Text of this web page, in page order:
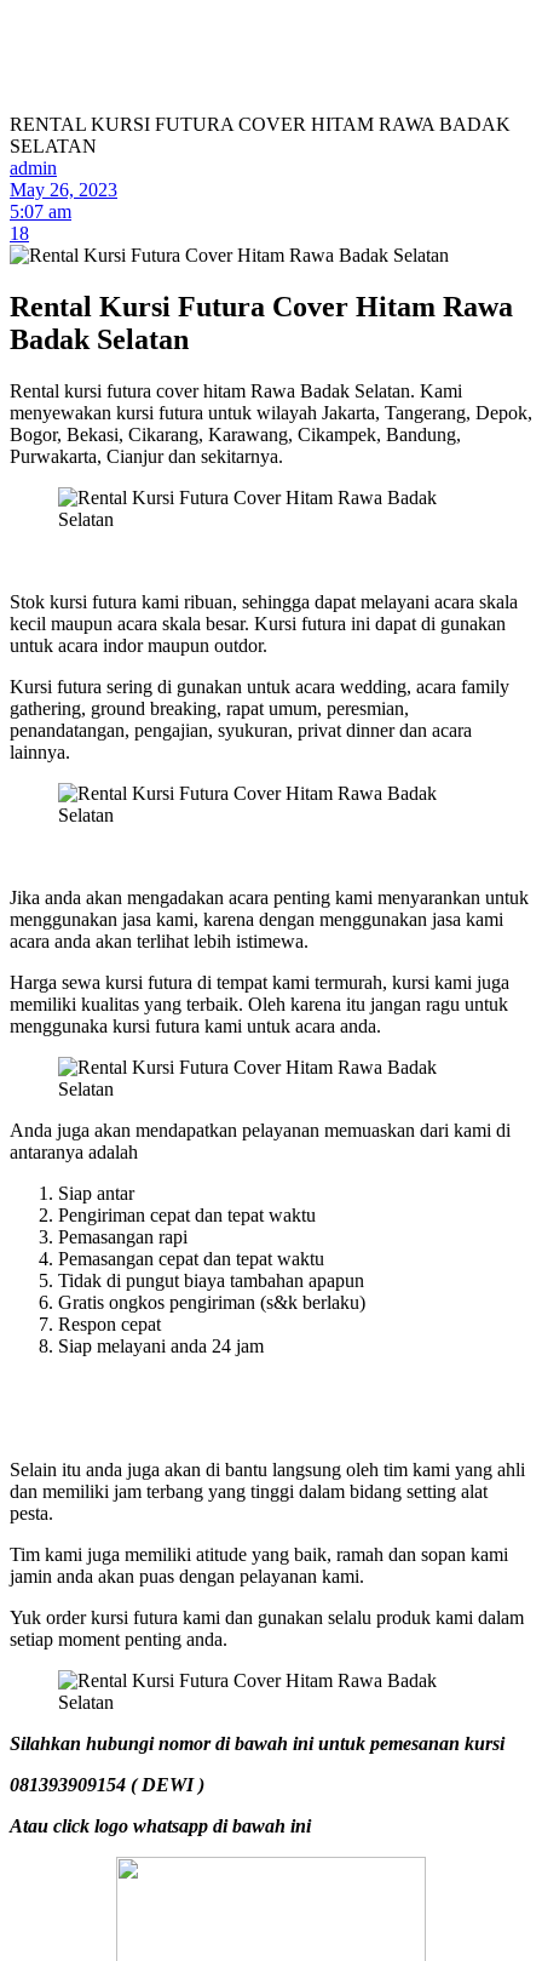
RENTAL KURSI FUTURA COVER HITAM RAWA BADAK
SELATAN
admin
May 26, 2023
5:07 am
18
Rental Kursi Futura Cover Hitam Rawa
Badak Selatan
Rental kursi futura cover hitam Rawa Badak Selatan. Kami
menyewakan kursi futura untuk wilayah Jakarta, Tangerang, Depok,
Bogor, Bekasi, Cikarang, Karawang, Cikampek, Bandung,
Purwakarta, Cianjur dan sekitarnya.
Stok kursi futura kami ribuan, sehingga dapat melayani acara skala
kecil maupun acara skala besar. Kursi futura ini dapat di gunakan
untuk acara indor maupun outdor.
Kursi futura sering di gunakan untuk acara wedding, acara family
gathering, ground breaking, rapat umum, peresmian,
penandatangan, pengajian, syukuran, privat dinner dan acara
lainnya.
Jika anda akan mengadakan acara penting kami menyarankan untuk
menggunakan jasa kami, karena dengan menggunakan jasa kami
acara anda akan terlihat lebih istimewa.
Harga sewa kursi futura di tempat kami termurah, kursi kami juga
memiliki kualitas yang terbaik. Oleh karena itu jangan ragu untuk
menggunaka kursi futura kami untuk acara anda.
Anda juga akan mendapatkan pelayanan memuaskan dari kami di
antaranya adalah
Siap antar
Pengiriman cepat dan tepat waktu
Pemasangan rapi
Pemasangan cepat dan tepat waktu
Tidak di pungut biaya tambahan apapun
Gratis ongkos pengiriman (s&k berlaku)
Respon cepat
Siap melayani anda 24 jam
Selain itu anda juga akan di bantu langsung oleh tim kami yang ahli
dan memiliki jam terbang yang tinggi dalam bidang setting alat
pesta.
Tim kami juga memiliki atitude yang baik, ramah dan sopan kami
jamin anda akan puas dengan pelayanan kami.
Yuk order kursi futura kami dan gunakan selalu produk kami dalam
setiap moment penting anda.
Silahkan hubungi nomor di bawah ini untuk pemesanan kursi
081393909154 ( DEWI )
Atau click logo whatsapp di bawah ini